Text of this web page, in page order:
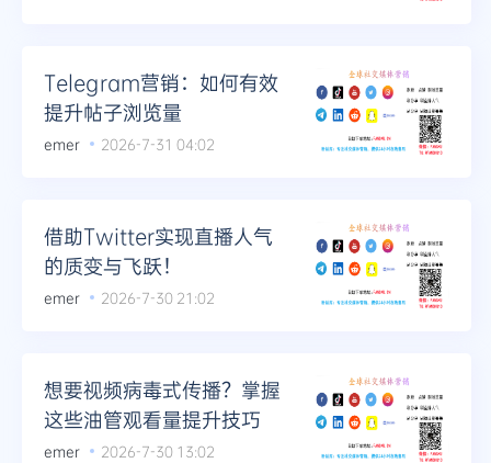
Telegram营销：如何有效
提升帖子浏览量
emer 2026-7-31 04:02
借助Twitter实现直播人气
的质变与飞跃！
emer 2026-7-30 21:02
想要视频病毒式传播？掌握
这些油管观看量提升技巧
emer 2026-7-30 13:02